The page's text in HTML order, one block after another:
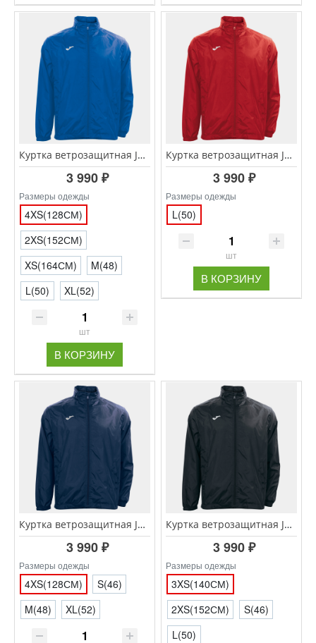
Куртка ветрозащитная JOMA IRIS 100087.700 синий
3 990 ₽
Размеры одежды
4XS(128СМ)
2XS(152СМ)
XS(164СМ)
M(48)
L(50)
XL(52)
шт
В КОРЗИНУ
Куртка ветрозащитная JOMA IRIS 100087.600 красный
3 990 ₽
Размеры одежды
L(50)
шт
В КОРЗИНУ
Куртка ветрозащитная JOMA IRIS 100087.300 тёмно-синий
3 990 ₽
Размеры одежды
4XS(128СМ)
S(46)
M(48)
XL(52)
Куртка ветрозащитная JOMA IRIS 100087.100 черный
3 990 ₽
Размеры одежды
3XS(140СМ)
2XS(152СМ)
S(46)
L(50)